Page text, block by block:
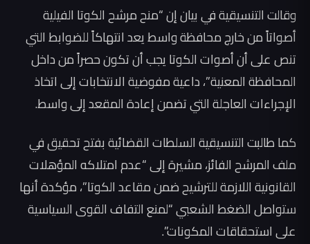
وقالت التنسيقية في بيان إن “منح مرشح الكوتا الفيلية
أصواتاً من خارج محافظة واسط يعد انتهاكاً للضوابط التي
تنص على أن أصوات الكوتا يجب أن تكون حصراً من داخل
المحافظة المعنية”، داعية مفوضية الانتخابات إلى اتخاذ
الإجراءات العاجلة التي تضمن إعادة المقعد إلى واسط.
كما طالبت التنسيقية السلطات القضائية بفتح تحقيق في
ملف المرشح الفائز، مشيرة إلى “عدم امتلاكه المؤهلات
القانونية اللازمة للترشيح ضمن مقاعد الكوتا”، مؤكدة أنها
ستواصل الضغط الشعبي “لمنع التفاف القوى السياسية
على استحقاقات المكونات”.